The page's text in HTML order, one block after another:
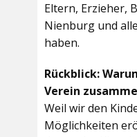
Eltern, Erzieher,
Nienburg und
haben.
Rückblick:
Verein
Weil wir den
Möglichkeiten